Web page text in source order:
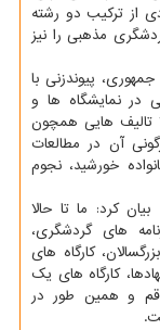
از ترکیب دو رشته
مذهبی را نیز
پیوندزنی با
در نمایشگاه ها و
تالیف هایی همچون
آن در مطالعات
خورشید، نجوم
کرد: ما تا حالا
های گردشگری،
کارگاه های
کارگاه های یک
و همین طور در